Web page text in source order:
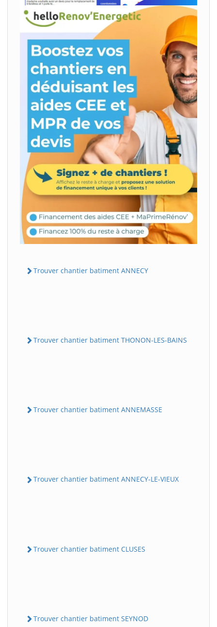
Trouver chantier batiment ANNECY
Trouver chantier batiment THONON-LES-BAINS
Trouver chantier batiment ANNEMASSE
Trouver chantier batiment ANNECY-LE-VIEUX
Trouver chantier batiment CLUSES
Trouver chantier batiment SEYNOD